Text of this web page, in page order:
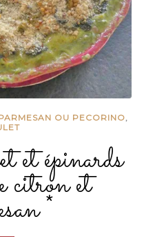
OU PECORINO,
et épinards
citron et
*